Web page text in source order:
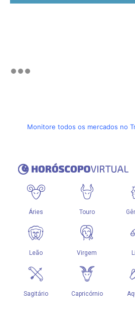
Monitore todos os mercados no